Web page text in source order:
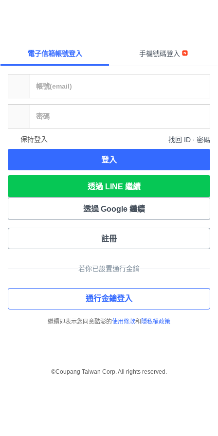
電子信箱帳號登入 手機號碼登入
保持登入 找回 ID ∙ 密碼
登入
透過 LINE 繼續
透過 Google 繼續
註冊
若你已設置通行金鑰
通行金鑰登入
繼續即表示您同意酷澎的使用條款和 隱私權政策
©Coupang Taiwan Corp. All rights reserved.